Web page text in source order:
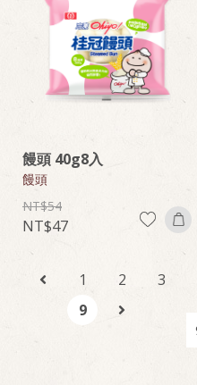
饅頭 40g8入
饅頭
54
47
1 2 3
9